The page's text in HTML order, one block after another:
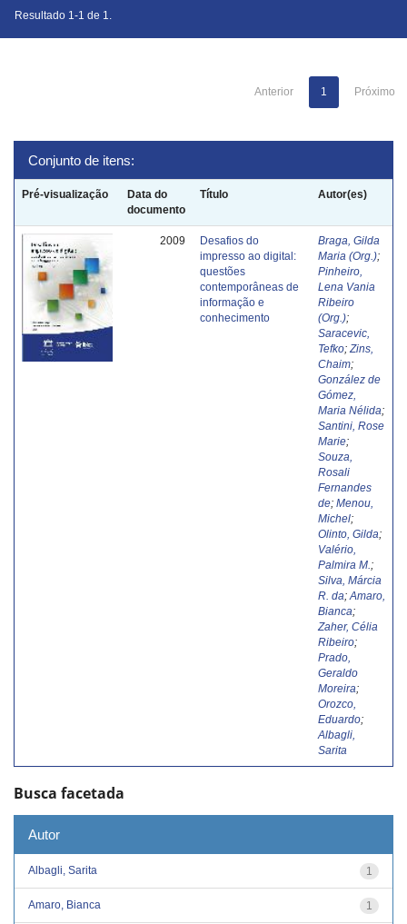
Resultado 1-1 de 1.
Anterior 1 Próximo
Conjunto de itens:
Pré-visualização
Data do
documento
Título Autor(es)
2009
Desafios do
impresso ao digital:
questões
contemporâneas de
informação e
conhecimento
Braga, Gilda
Maria (Org.);
Pinheiro,
Lena Vania
Ribeiro
(Org.);
Saracevic,
Tefko; Zins,
Chaim;
González de
Gómez,
Maria Nélida;
Santini, Rose
Marie;
Souza,
Rosali
Fernandes
de; Menou,
Michel;
Olinto, Gilda;
Valério,
Palmira M. ;
Silva, Márcia
R. da; Amaro,
Bianca;
Zaher, Célia
Ribeiro;
Prado,
Geraldo
Moreira;
Orozco,
Eduardo;
Albagli,
Sarita
Busca facetada
Autor
1
Albagli, Sarita
1
Amaro, Bianca